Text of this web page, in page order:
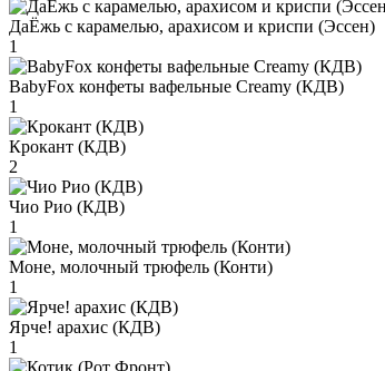
ДаЁжь с карамелью, арахисом и криспи (Эссен)
1
BabyFox конфеты вафельные Creamy (КДВ)
1
Крокант (КДВ)
2
Чио Рио (КДВ)
1
Моне, молочный трюфель (Конти)
1
Ярче! арахис (КДВ)
1